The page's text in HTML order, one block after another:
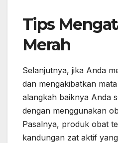
Tips
Merah
Selanjutnya, jika Anda
dan mengakibatkan
alangkah baiknya Anda
dengan menggunakan
Pasalnya, produk obat
kandungan zat aktif